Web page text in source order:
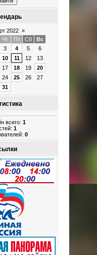
2022 »
Чт Пт Сб
Вс
3 4 5
6
10 11 12
13
17 18 19
20
24 25 26
27
31
всего: 1
1
0